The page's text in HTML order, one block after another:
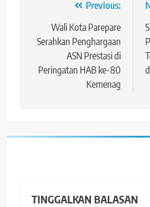
Navigasi Previous:
Wali Kota Parepare
Serahkan Penghargaan
ASN Prestasi di
Peringatan HAB ke-80
Kemenag
TINGGALKAN BALASAN